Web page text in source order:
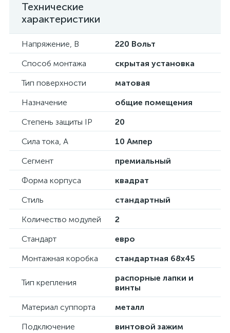
Технические
характеристики
Напряжение, В
220 Вольт
Способ монтажа
скрытая установка
Тип поверхности
матовая
Назначение
общие помещения
Степень защиты IP
20
Сила тока, А
10 Ампер
Сегмент
премиальный
Форма корпуса
квадрат
Стиль
стандартный
Количество модулей
2
Стандарт
евро
Монтажная коробка
стандартная 68х45
Тип крепления
распорные лапки и
винты
Материал суппорта
металл
Подключение
винтовой зажим